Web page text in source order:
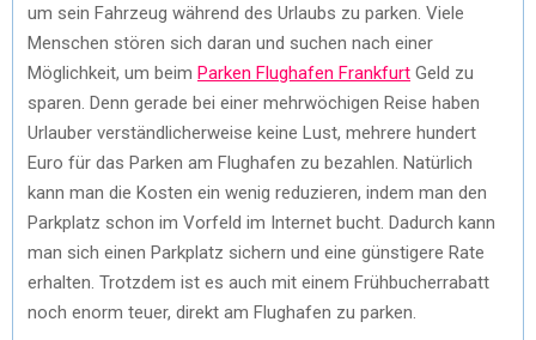
I
T
T
R
B
O
O
E
R
E
T
E
I
um sein Fahrzeug während des Urlaubs zu parken. Viele
Menschen stören sich daran und suchen nach einer
Möglichkeit, um beim Parken Flughafen Frankfurt Geld zu
sparen. Denn gerade bei einer mehrwöchigen Reise haben
Urlauber verständlicherweise keine Lust, mehrere hundert
Euro für das Parken am Flughafen zu bezahlen. Natürlich
kann man die Kosten ein wenig reduzieren, indem man den
Parkplatz schon im Vorfeld im Internet bucht. Dadurch kann
man sich einen Parkplatz sichern und eine günstigere Rate
erhalten. Trotzdem ist es auch mit einem Frühbucherrabatt
noch enorm teuer, direkt am Flughafen zu parken.